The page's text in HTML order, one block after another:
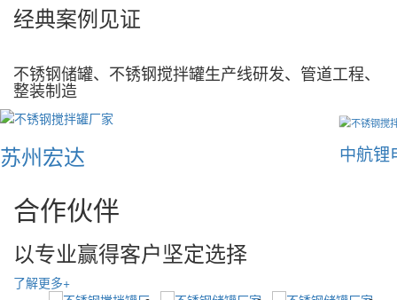
经典案例见证
不锈钢储罐、不锈钢搅拌罐生产线研发、管道工程、
整装制造
苏州宏达 中航锂
合作伙伴
以专业赢得客户坚定选择
了解更多+